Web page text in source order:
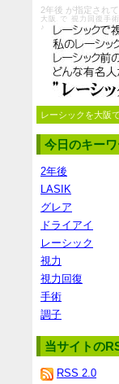
2年後 が指定され
大阪 で 視力回復手
♪
レーシックを大阪
今日のキー
2年後
LASIK
グレア
ドライアイ
レーシック
視力
視力回復
手術
調子
当サイトの
RSS 2.0